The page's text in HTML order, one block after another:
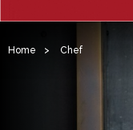
Home > Chef